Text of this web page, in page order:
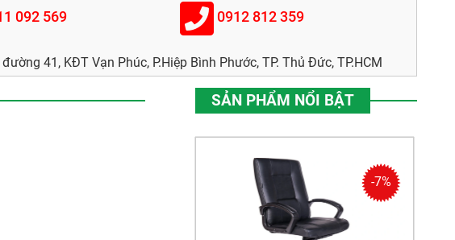
092 569 0912 812 359
đường 41, KĐT Vạn Phúc, P.Hiệp Bình Phước, TP. Thủ Đức, TP.HCM
SẢN PHẨM NỔI BẬT
-7%